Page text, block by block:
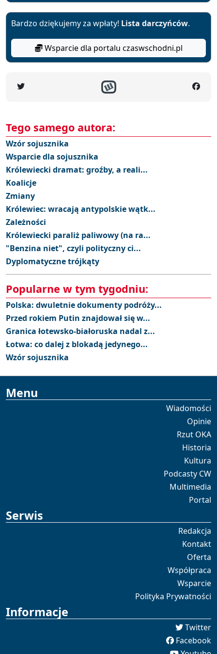
Bardzo dziękujemy za wpłaty! Lista darczyńców.
Wsparcie dla portalu czaswschodni.pl
Tego samego autora:
Wzór sojusznika
Wsparcie dla sojusznika
Królewiecki dramat: groźby, a reali...
Koalicje
Zmiany
Królewiec: wracają antypolskie wątk...
Zależności
Królewiecki paraliż paliwowy (na ra...
"Benzina niet", czyli polityczny ci...
Dyplomatyczne trójkąty
Popularne w tym tygodniu:
Polska: dwuletnie dokumenty podróży...
Przed rokiem Putin znajdował się w...
Granica łotewsko-białoruska nadal z...
Łotwa: co dalej z blokadą jedynego...
Wzór sojusznika
Menu
Wiadomości
Opinie
Rzut OKA
Historia
Kultura
Podcasty CW
Multimedia
Portal
Serwis
Redakcja
Kontakt
Oferta
Współpraca
Wsparcie
Polityka Prywatności
Informacje
Twitter
Facebook